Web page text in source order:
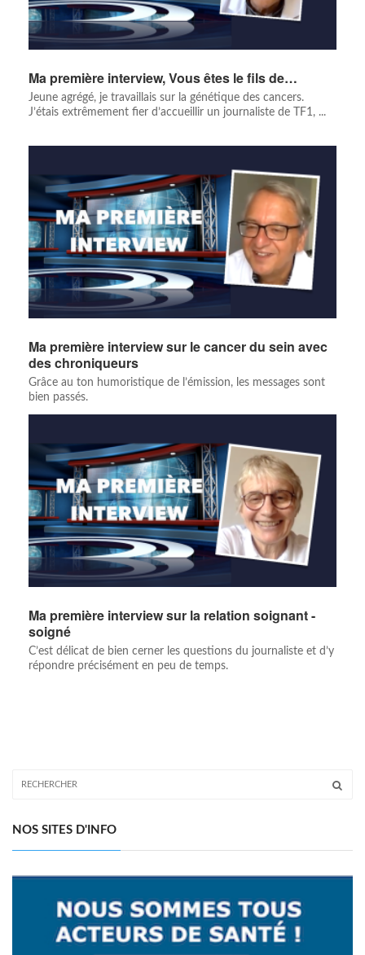
Ma première interview, Vous êtes le fils de…
Jeune agrégé, je travaillais sur la génétique des cancers.
J’étais extrêmement fier d’accueillir un journaliste de TF1, ...
Ma première interview sur le cancer du sein avec
des chroniqueurs
Grâce au ton humoristique de l’émission, les messages sont
bien passés.
Ma première interview sur la relation soignant -
soigné
C’est délicat de bien cerner les questions du journaliste et d’y
répondre précisément en peu de temps.
NOS SITES D'INFO